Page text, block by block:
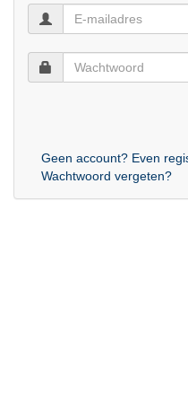
Geen account? Even
Wachtwoord vergeten?